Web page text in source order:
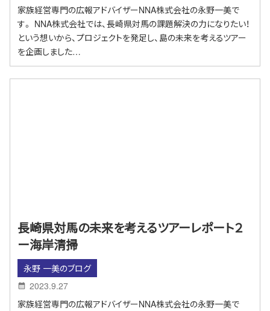
家族経営専門の広報アドバイザーNNA株式会社の永野一美で
す。 NNA株式会社では、長崎県対馬の課題解決の力になりたい！
という想いから、プロジェクトを発足し、島の未来を考えるツアー
を企画しました…
長崎県対馬の未来を考えるツアーレポート２
ー海岸清掃
永野 一美のブログ
2023.9.27
家族経営専門の広報アドバイザーNNA株式会社の永野一美で